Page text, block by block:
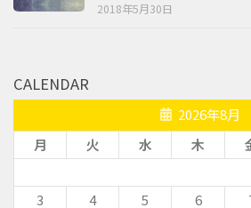
2018年5月30日
CALENDAR
2026年8月
月
火 水 木
3
4 5 6